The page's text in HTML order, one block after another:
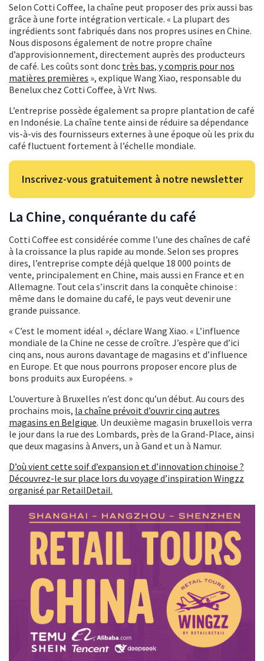
Selon Cotti Coffee, la chaîne peut proposer des prix aussi bas
grâce à une forte intégration verticale. « La plupart des
ingrédients sont fabriqués dans nos propres usines en Chine.
Nous disposons également de notre propre chaîne
d’approvisionnement, directement auprès des producteurs
de café. Les coûts sont donc très bas, y compris pour nos
matières premières », explique Wang Xiao, responsable du
Benelux chez Cotti Coffee, à Vrt Nws.
L’entreprise possède également sa propre plantation de café
en Indonésie. La chaîne tente ainsi de réduire sa dépendance
vis-à-vis des fournisseurs externes à une époque où les prix du
café fluctuent fortement à l’échelle mondiale.
Inscrivez-vous gratuitement à notre newsletter
La Chine, conquérante du café
Cotti Coffee est considérée comme l’une des chaînes de café
à la croissance la plus rapide au monde. Selon ses propres
dires, l’entreprise compte déjà quelque 18 000 points de
vente, principalement en Chine, mais aussi en France et en
Allemagne. Tout cela s’inscrit dans la conquête chinoise :
même dans le domaine du café, le pays veut devenir une
grande puissance.
« C’est le moment idéal », déclare Wang Xiao. « L’influence
mondiale de la Chine ne cesse de croître. J’espère que d’ici
cinq ans, nous aurons davantage de magasins et d’influence
en Europe. Et que nous pourrons proposer encore plus de
bons produits aux Européens. »
L’ouverture à Bruxelles n’est donc qu’un début. Au cours des
prochains mois, la chaîne prévoit d’ouvrir cinq autres
magasins en Belgique. Un deuxième magasin bruxellois verra
le jour dans la rue des Lombards, près de la Grand-Place, ainsi
que deux magasins à Anvers, un à Gand et un à Namur.
D’où vient cette soif d’expansion et d’innovation chinoise ?
Découvrez-le sur place lors du voyage d’inspiration Wingzz
organisé par RetailDetail.